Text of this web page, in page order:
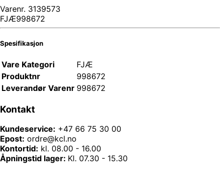
Varenr. 3139573
FJÆ998672
Spesifikasjon
Vare Kategori
FJÆ
Produktnr
998672
Leverandør Varenr 998672
Kontakt
Kundeservice: +47 66 75 30 00
Epost: ordre@kcl.no
Kontortid: kl. 08.00 - 16.00
Åpningstid lager: Kl. 07.30 - 15.30